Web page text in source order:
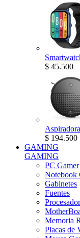
$ 45.500
$ 194.500
GAMING
GAMING
PC Gamer
Notebook
Gabinetes
Fuentes
Memoria
Placas de